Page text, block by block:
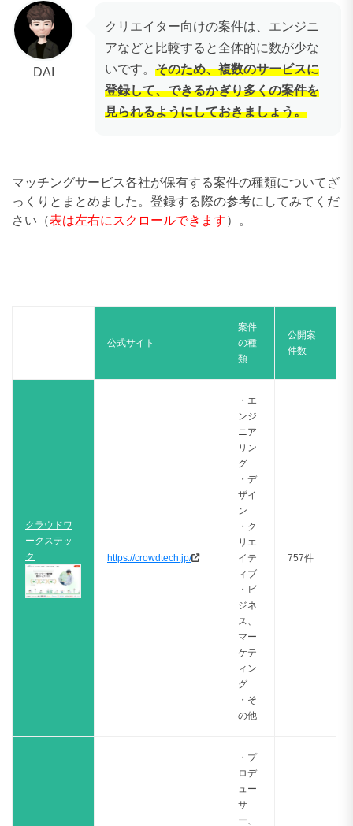
DAI
クリエイター向けの案件は、エンジニ
アなどと比較すると全体的に数が少な
いです。 そのため、複数のサービスに
登録して、できるかぎり多くの案件を
見られるようにしておきましょう。
マッチングサービス各社が保有する案件の種類についてざ
っくりとまとめました。登録する際の参考にしてみてくだ
さい（表は左右にスクロールできます）。
公式サイト
案件
の種
類
公開案
件数
クラウドワ
ークステッ
ク
https://crowdtech.jp/
・エ
ンジ
ニア
リン
グ
・デ
ザイ
ン
・ク
リエ
イテ
ィブ
・ビ
ジネ
ス、
マー
ケテ
ィン
グ
・そ
の他
757件
・プ
ロデ
ュー
サ
ー、